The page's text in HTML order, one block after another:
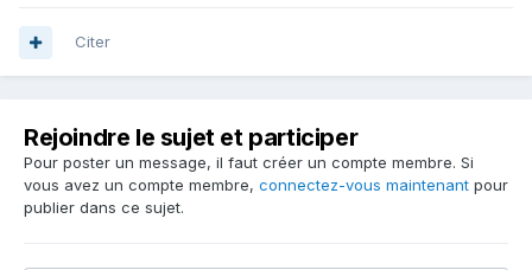
Citer
Rejoindre le sujet et participer
Pour poster un message, il faut créer un compte membre. Si
vous avez un compte membre, connectez-vous maintenant pour
publier dans ce sujet.